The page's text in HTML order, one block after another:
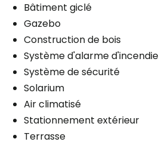
Bâtiment giclé
Gazebo
Construction de bois
Système d'alarme d'incendie
Système de sécurité
Solarium
Air climatisé
Stationnement extérieur
Terrasse